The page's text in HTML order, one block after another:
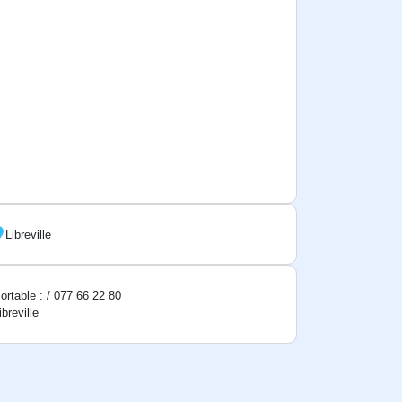
Libreville
: / 077 66 22 80